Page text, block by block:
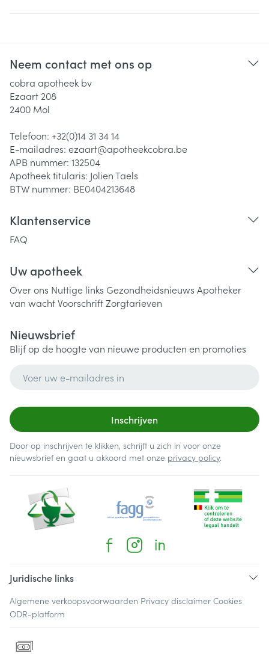
Neem contact met ons op
cobra apotheek bv
Ezaart 208
2400 Mol
Telefoon: +32(0)14 31 34 14
E-mailadres: ezaart@apotheekcobra.be
APB nummer: 132504
Apotheek titularis: Jolien Taels
BTW nummer: BE0404213648
Klantenservice
FAQ
Uw apotheek
Over ons Nuttige links Gezondheidsnieuws Apotheker
van wachtVoorschriftZorgtarieven
Nieuwsbrief
Blijf op de hoogte van nieuwe producten en promoties
Inschrijven
Door op inschrijven te klikken, schrijft u zich in voor onze
nieuwsbrief en gaat u akkoord met onze privacy policy.
Juridische links
Algemene verkoopsvoorwaarden Privacy disclaimer Cookies
ODR-platform